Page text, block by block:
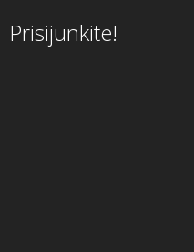
Prisijunkite!